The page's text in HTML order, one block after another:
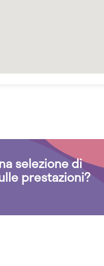
selezione di
prestazioni?